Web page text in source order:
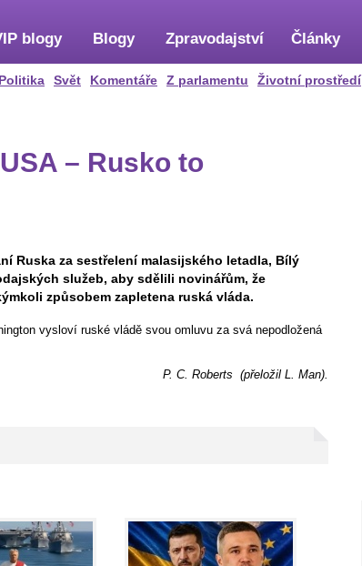
Politika Svět Komentáře Z parlamentu Životní prostředí
blogy Blogy Zpravodajství Články
– Rusko to
Ruska za sestřelení malasijského letadla, Bílý
služeb, aby sdělili novinářům, že
způsobem zapletena ruská vláda.
vysloví ruské vládě svou omluvu za svá nepodložená
P. C. Roberts (přeložil L. Man).